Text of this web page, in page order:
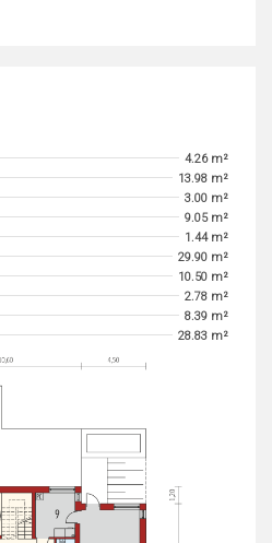
4.26 m²
13.98 m²
3.00 m²
9.05 m²
1.44 m²
29.90 m²
10.50 m²
2.78 m²
8.39 m²
28.83 m²